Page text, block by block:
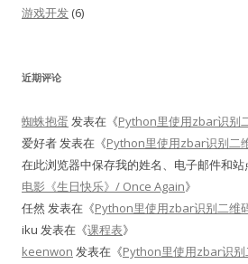
游戏开发 (6)
近期评论
蜘蛛抱蛋 发表在《Python里使用zbar识别
爱好者发表在《Python里使用zbar识别二
在此浏览器中保存我的姓名、电子邮件和站
电影《生日快乐》/ Once Again》
任然 发表在《Python里使用zbar识别二维
iku 发表在《课程表》
keenwon 发表在《Python里使用zbar识别